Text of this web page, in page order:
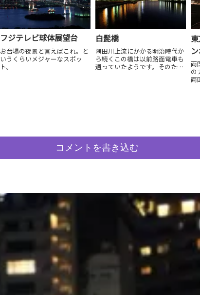
フジテレビ球体展望台
お台場の夜景と言えばこれ。と
いうくらいメジャーなスポッ
ト。
白髭橋
隅田川上流にかかる明治時代か
ら続くこの橋は以前路面電車も
通っていたようです。そのた
両
の
両
コメントを書き込む